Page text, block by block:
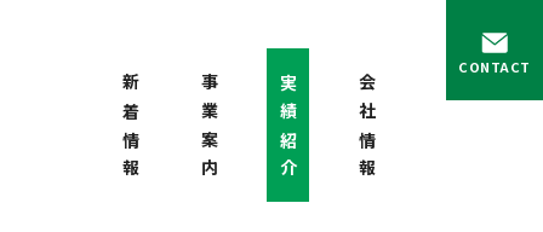
会社情報
実績紹介
事業案内
新着情報
CONTACT